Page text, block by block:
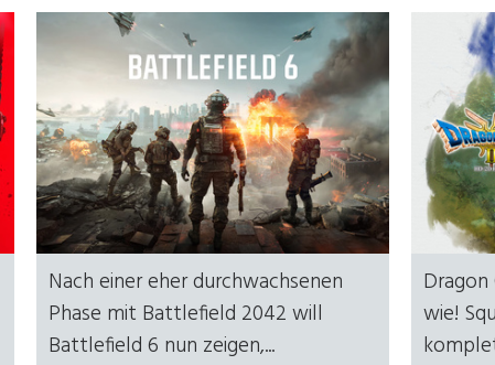
Nach einer eher durchwachsenen
Phase mit Battlefield 2042 will
Battlefield 6 nun zeigen,...
wie!